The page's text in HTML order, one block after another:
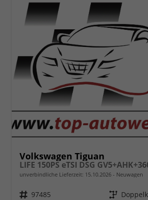
Volkswagen Tiguan
unverbindliche Lieferzeit: 15.10.2026 Neuwagen
Fahrzeugnr. 97485 Getriebe